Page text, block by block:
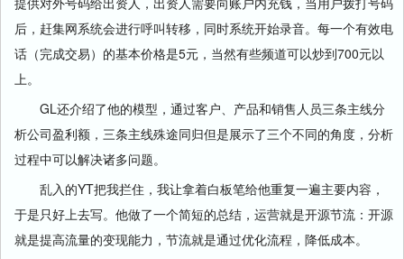
后，赶集网系统会进行呼叫转移，同时系统开始录音。每一个有效电
话（完成交易）的基本价格是5元，当然有些频道可以炒到700元以
上。
GL还介绍了他的模型，通过客户、产品和销售人员三条主线分
析公司盈利额，三条主线殊途同归但是展示了三个不同的角度，分析
过程中可以解决诸多问题。
乱入的YT把我拦住，我让拿着白板笔给他重复一遍主要内容，
于是只好上去写。他做了一个简短的总结，运营就是开源节流：开源
就是提高流量的变现能力，节流就是通过优化流程，降低成本。